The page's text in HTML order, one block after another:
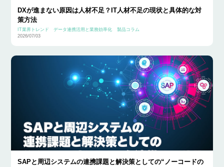
DXが進まない原因は人材不足？IT人材不足の現状と具体的な対
策方法
IT業界トレンド データ連携活用と業務効率化
製品コラム
2026/07/03
SAPと周辺システムの連携課題と解決策としての“ノーコードの